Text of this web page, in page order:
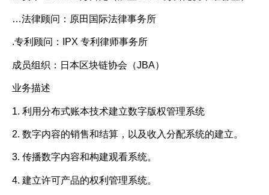
…法律顾问：原田国际法律事务所
.专利顾问：IPX 专利律师事务所
成员组织：日本区块链协会（JBA）
业务描述
1. 利用分布式账本技术建立数字版权管理系统
2. 数字内容的销售和结算，以及收入分配系统的建立。
3. 传播数字内容和构建观看系统。
4. 建立许可产品的权利管理系统。